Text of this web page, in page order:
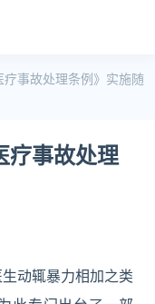
事故处理条例》实施随
事故处理
动辄暴力相加之类